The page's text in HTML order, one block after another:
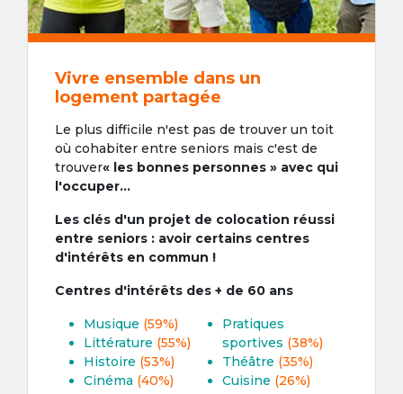
Vivre ensemble dans un
logement partagée
Le plus difficile n'est pas de trouver un toit
où cohabiter entre seniors mais c'est de
trouver« les bonnes personnes » avec qui
l'occuper...
Les clés d'un projet de colocation réussi
entre seniors : avoir certains centres
d'intérêts en commun !
Centres d'intérêts des + de 60 ans
Musique (59%)
Littérature (55%)
Histoire (53%)
Cinéma (40%)
Pratiques
sportives (38%)
Théâtre (35%)
Cuisine (26%)